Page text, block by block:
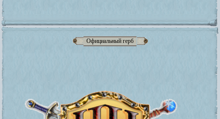
Официальный герб